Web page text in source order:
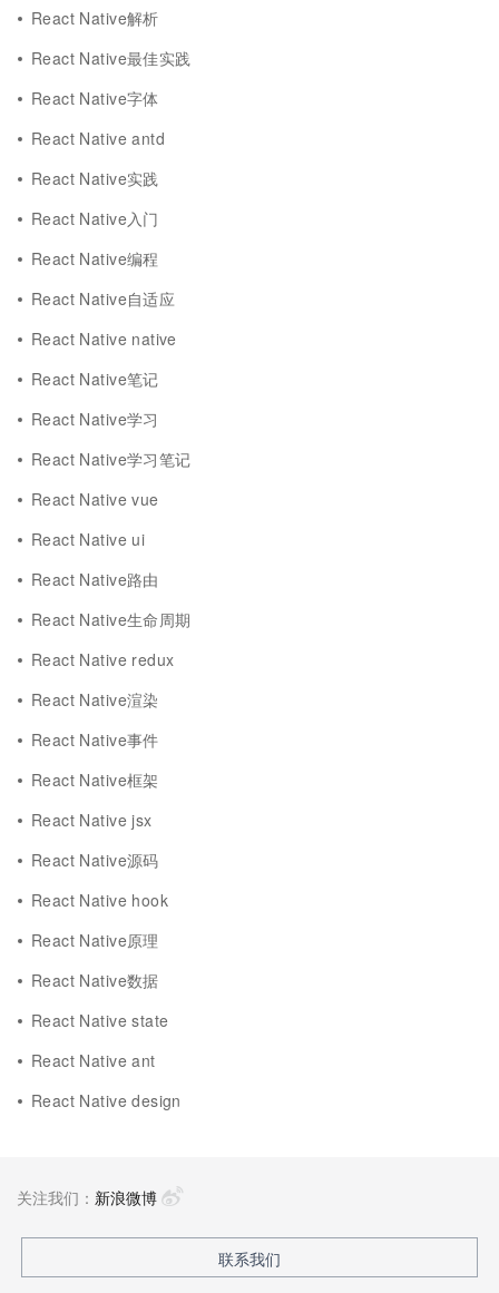
React Native解析
React Native最佳实践
React Native字体
React Native antd
React Native实践
React Native入门
React Native编程
React Native自适应
React Native native
React Native笔记
React Native学习
React Native学习笔记
React Native vue
React Native ui
React Native路由
React Native生命周期
React Native redux
React Native渲染
React Native事件
React Native框架
React Native jsx
React Native源码
React Native hook
React Native原理
React Native数据
React Native state
React Native ant
React Native design
关注我们： 新浪微博
联系我们